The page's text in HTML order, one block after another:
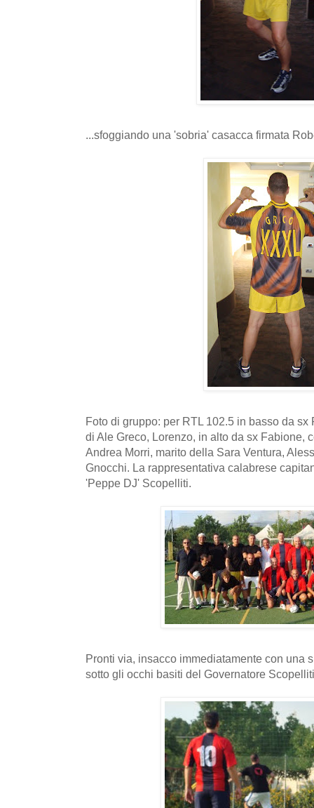
...sfoggiando una 'sobria' casacca firmata
Foto di gruppo: per RTL 102.5 in basso da
di Ale Greco, Lorenzo, in alto da sx Fabione,
Andrea Morri, marito della Sara Ventura,
Gnocchi. La rappresentativa calabrese
'Peppe DJ' Scopelliti.
Pronti via, insacco immediatamente con una
sotto gli occhi basiti del Governatore